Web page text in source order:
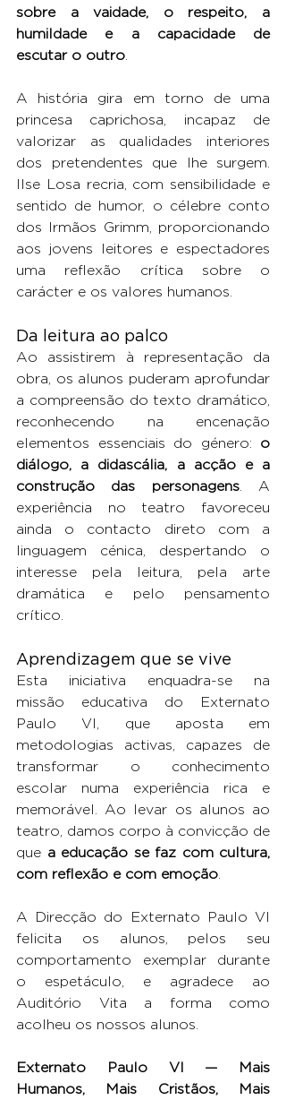
sobre a vaidade, o respeito, a
humildade e a capacidade de
escutar o outro.
A história gira em torno de uma
princesa caprichosa, incapaz de
valorizar as qualidades interiores
dos pretendentes que lhe surgem.
Ilse Losa recria, com sensibilidade e
sentido de humor, o célebre conto
dos Irmãos Grimm, proporcionando
aos jovens leitores e espectadores
uma reflexão crítica sobre o
carácter e os valores humanos.
Da leitura ao palco
Ao assistirem à representação da
obra, os alunos puderam aprofundar
a compreensão do texto dramático,
reconhecendo na encenação
elementos essenciais do género: o
diálogo, a didascália, a acção e a
construção das personagens. A
experiência no teatro favoreceu
ainda o contacto direto com a
linguagem cénica, despertando o
interesse pela leitura, pela arte
dramática e pelo pensamento
crítico.
Aprendizagem que se vive
Esta iniciativa enquadra-se na
missão educativa do Externato
Paulo VI, que aposta em
metodologias activas, capazes de
transformar o conhecimento
escolar numa experiência rica e
memorável. Ao levar os alunos ao
teatro, damos corpo à convicção de
que a educação se faz com cultura,
com reflexão e com emoção.
A Direcção do Externato Paulo VI
felicita os alunos, pelos seu
comportamento exemplar durante
o espetáculo, e agradece ao
Auditório Vita a forma como
acolheu os nossos alunos.
Externato Paulo VI — Mais
Humanos, Mais Cristãos, Mais